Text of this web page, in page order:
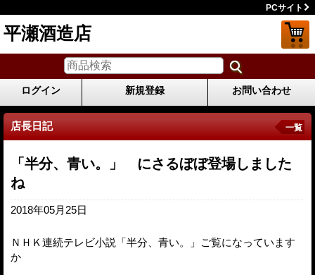
PCサイト
平瀬酒造店
ログイン 新規登録 お問い合わせ
店長日記 一覧
「半分、青い。」 にさるぼぼ登場しました
ね
2018年05月25日
ＮＨＫ連続テレビ小説「半分、青い。」ご覧になっています
か